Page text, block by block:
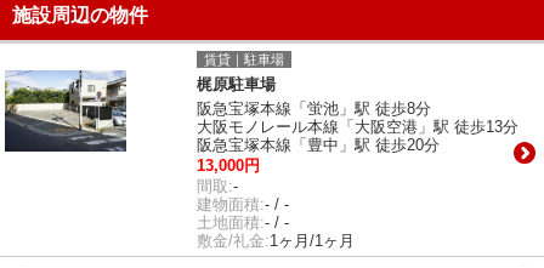
施設周辺の物件
賃貸｜駐車場
梶原駐車場
阪急宝塚本線「蛍池」駅 徒歩8分
大阪モノレール本線「大阪空港」駅 徒歩13分
阪急宝塚本線「豊中」駅 徒歩20分
13,000円
間取:-
建物面積:- / -
土地面積:- / -
敷金/礼金:1ヶ月/1ヶ月